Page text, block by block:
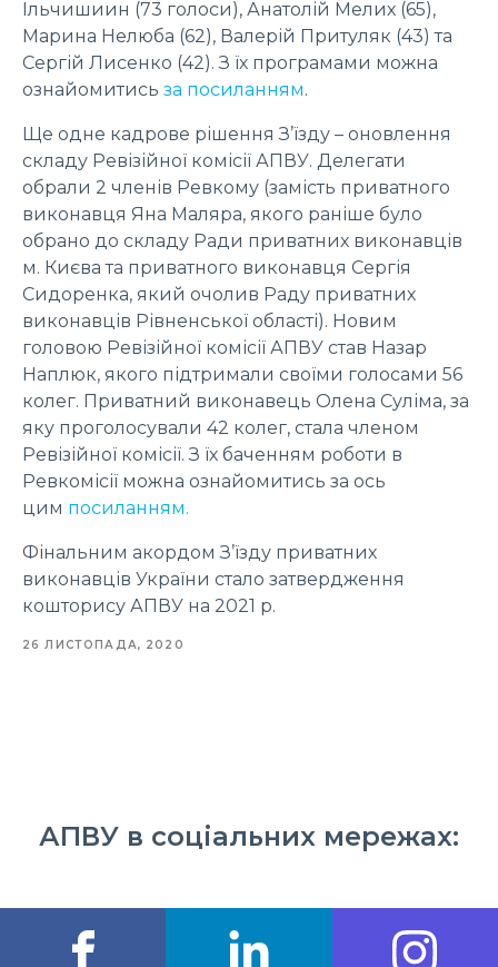
Ільчишиин (73 голоси), Анатолій Мелих (65),
Марина Нелюба (62), Валерій Притуляк (43) та
Сергій Лисенко (42). З їх програмами можна
ознайомитись за посиланням.
Ще одне кадрове рішення З’їзду – оновлення
складу Ревізійної комісії АПВУ. Делегати
обрали 2 членів Ревкому (замість приватного
виконавця Яна Маляра, якого раніше було
обрано до складу Ради приватних виконавців
м. Києва та приватного виконавця Сергія
Сидоренка, який очолив Раду приватних
виконавців Рівненської області). Новим
головою Ревізійної комісії АПВУ став Назар
Наплюк, якого підтримали своїми голосами 56
колег. Приватний виконавець Олена Суліма, за
яку проголосували 42 колег, стала членом
Ревізійної комісії. З їх баченням роботи в
Ревкомісії можна ознайомитись за ось
цим посиланням.
Фінальним акордом З’їзду приватних
виконавців України стало затвердження
кошторису АПВУ на 2021 р.
26 ЛИСТОПАДА, 2020
АПВУ в соціальних мережах: